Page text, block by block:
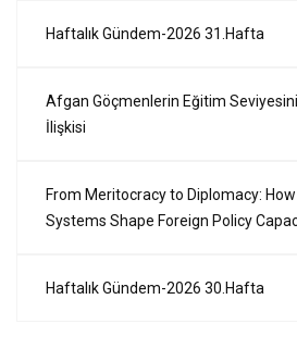
Haftalık Gündem-2026 31.Hafta
Afgan Göçmenlerin Eğitim
İlişkisi
From Meritocracy to Diplomacy:
Systems Shape Foreign Policy
Haftalık Gündem-2026 30.Hafta